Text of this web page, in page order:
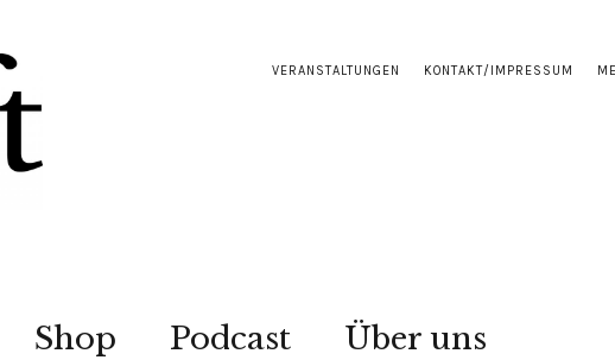
VERANSTALTUNGEN KONTAKT/IMPRESSUM
Shop Podcast Über uns